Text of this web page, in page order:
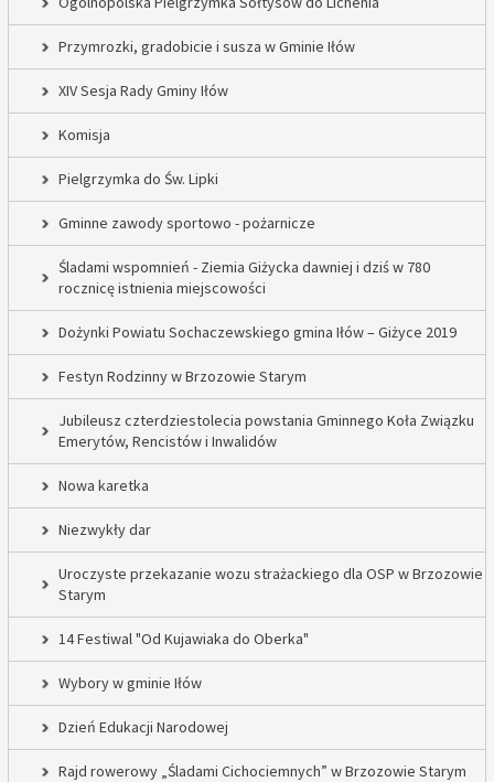
Przymrozki, gradobicie i susza w Gminie Iłów
XIV Sesja Rady Gminy Iłów
Komisja
Pielgrzymka do Św. Lipki
Gminne zawody sportowo - pożarnicze
Śladami wspomnień - Ziemia Giżycka dawniej i dziś w 780
rocznicę istnienia miejscowości
Dożynki Powiatu Sochaczewskiego gmina Iłów – Giżyce 2019
Festyn Rodzinny w Brzozowie Starym
Jubileusz czterdziestolecia powstania Gminnego Koła Związku
Emerytów, Rencistów i Inwalidów
Nowa karetka
Niezwykły dar
Uroczyste przekazanie wozu strażackiego dla OSP w Brzozowie
Starym
14 Festiwal "Od Kujawiaka do Oberka"
Wybory w gminie Iłów
Dzień Edukacji Narodowej
Rajd rowerowy „Śladami Cichociemnych” w Brzozowie Starym